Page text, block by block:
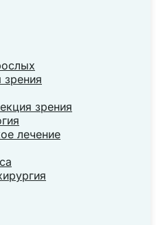
зрения
лечение